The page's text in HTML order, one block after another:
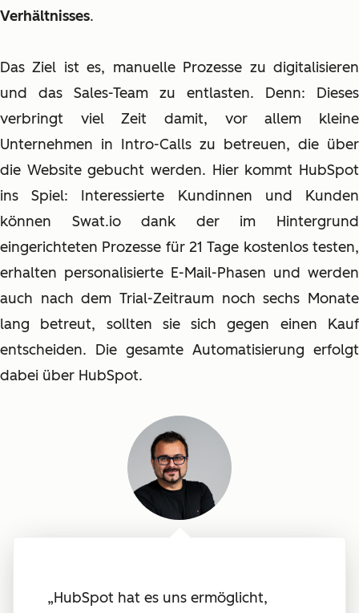
Verhältnisses.
Das Ziel ist es, manuelle Prozesse zu digitalisieren
und das Sales-Team zu entlasten. Denn: Dieses
verbringt viel Zeit damit, vor allem kleine
Unternehmen in Intro-Calls zu betreuen, die über
die Website gebucht werden. Hier kommt HubSpot
ins Spiel: Interessierte Kundinnen und Kunden
können Swat.io dank der im Hintergrund
eingerichteten Prozesse für 21 Tage kostenlos testen,
erhalten personalisierte E-Mail-Phasen und werden
auch nach dem Trial-Zeitraum noch sechs Monate
lang betreut, sollten sie sich gegen einen Kauf
entscheiden. Die gesamte Automatisierung erfolgt
dabei über HubSpot.
„HubSpot hat es uns ermöglicht,